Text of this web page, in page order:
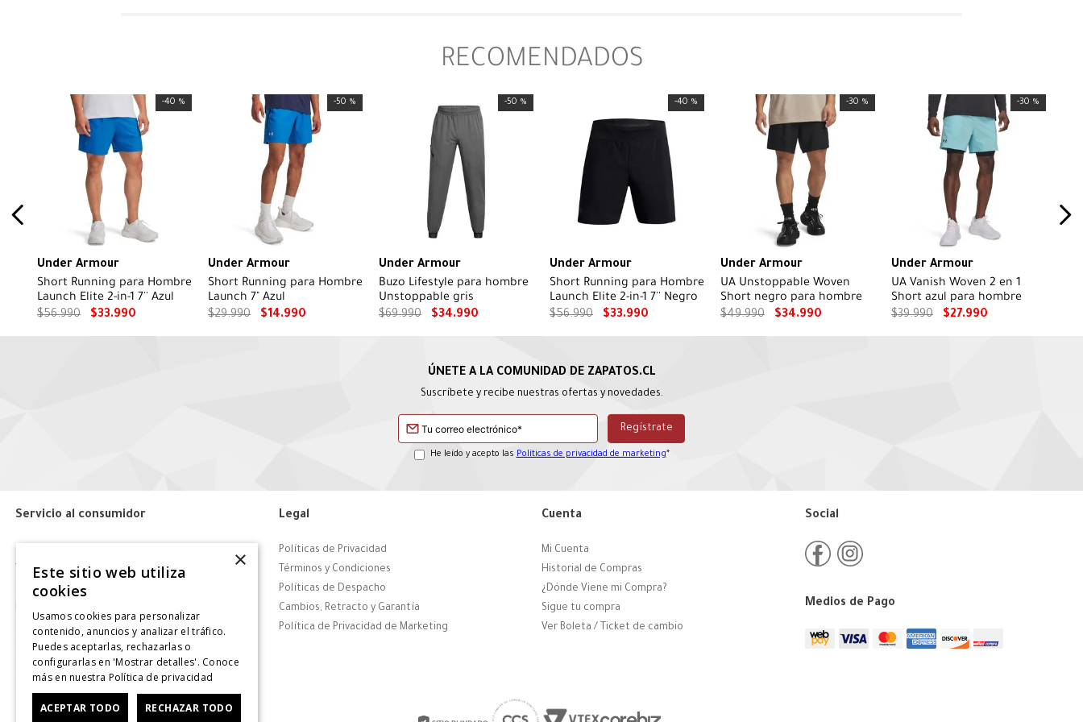
RECOMENDADOS
-40 %
Under Armour
Short Running para Hombre
Launch Elite 2-in-1 7'' Azul
$56.990 $33.990
-50 %
Under Armour
Short Running para Hombre
Launch 7" Azul
$29.990 $14.990
-50 %
Under Armour
Buzo Lifestyle para hombre
Unstoppable gris
$69.990 $34.990
-40 %
Under Armour
Short Running para Hombre
Launch Elite 2-in-1 7'' Negro
$56.990 $33.990
-30 %
Under Armour
UA Unstoppable Woven
Short negro para hombre
$49.990 $34.990
-30 %
Under Armour
UA Vanish Woven 2 en 1
Short azul para hombre
$39.990 $27.990
Suscríbete y recibe nuestras ofertas y novedades.
He leído y acepto las Políticas de privacidad de marketing*
Servicio al consumidor
Tiendas
Contáctanos
Giftcard
Solicitar Factura
CyberDay
Legal
Políticas de Privacidad
Términos y Condiciones
Políticas de Despacho
Cambios, Retracto y Garantía
Política de Privacidad de Marketing
Cuenta
Mi Cuenta
Historial de Compras
¿Dónde Viene mi Compra?
Sigue tu compra
Ver Boleta / Ticket de cambio
Social
Medios de Pago
×
Este sitio web utiliza
cookies
Usamos cookies para personalizar
contenido, anuncios y analizar el tráfico.
Puedes aceptarlas, rechazarlas o
configurarlas en 'Mostrar detalles'. Conoce
más en nuestra Política de privacidad
ACEPTAR TODO RECHAZAR TODO